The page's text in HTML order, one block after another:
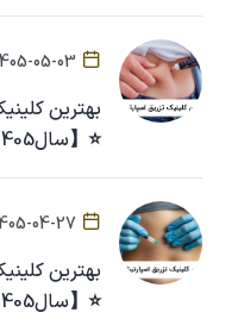
05-03
بهترین
⭐【سال1405】
04-27
بهترین
⭐【سال1405】